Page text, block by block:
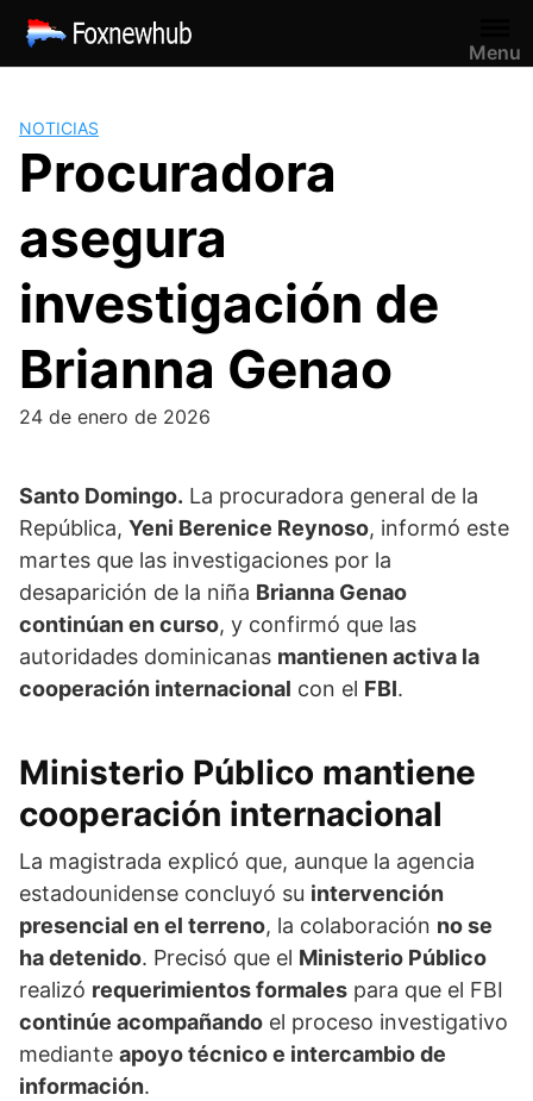
Saltar
contenido
Menu
NOTICIAS
Procuradora
asegura
investigación de
Brianna Genao
24 de enero de 2026
Santo Domingo. La procuradora general de la
República, Yeni Berenice Reynoso, informó este
martes que las investigaciones por la
desaparición de la niña Brianna Genao
continúan en curso, y confirmó que las
autoridades dominicanas mantienen activa la
cooperación internacional con el FBI.
Ministerio Público mantiene
cooperación internacional
La magistrada explicó que, aunque la agencia
estadounidense concluyó su intervención
presencial en el terreno, la colaboración no se
ha detenido. Precisó que el Ministerio Público
realizó requerimientos formales para que el FBI
continúe acompañando el proceso investigativo
mediante apoyo técnico e intercambio de
información.